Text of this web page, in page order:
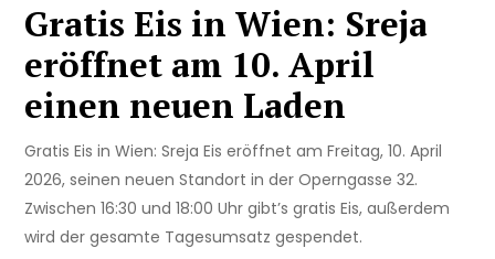
Gratis Eis in Wien: Sreja
eröffnet am 10. April
einen neuen Laden
Gratis Eis in Wien: Sreja Eis eröffnet am Freitag, 10. April
2026, seinen neuen Standort in der Operngasse 32.
Zwischen 16:30 und 18:00 Uhr gibt’s gratis Eis, außerdem
wird der gesamte Tagesumsatz gespendet.